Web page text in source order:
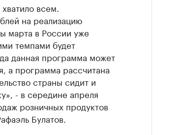
всем.
на реализацию
марта в России уже
темпами будет
данная программа может
а программа рассчитана
страны сидит и
- в середине апреля
розничных продуктов
Булатов.